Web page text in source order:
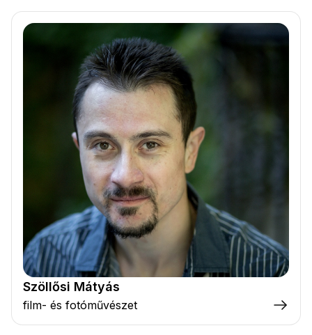
Szöllősi Mátyás
film- és fotóművészet